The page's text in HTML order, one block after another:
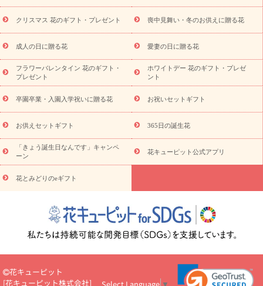
盆・初盆）
その他 お祝い返し お見舞い
お取り寄せギフト
ビジネス用
ご自宅用 観葉植物 ミディ胡蝶蘭
プリザーブ
ドフラワー
スタイルから探す アレンジメント 花束
スタ
ンド花
お祝い お供え・お悔やみ 胡蝶蘭 胡蝶蘭・花鉢
ディ胡蝶蘭・お祝い
ミディ胡蝶蘭・お供え
世界初の青色胡蝶蘭
観葉植物
観葉植物 産直多肉植物
プリザーブドフラワー
お祝い
お供え・お悔やみ 花とセットギフト
セミオーダー
プチギフト（hanamore -ハナモア-）
花とみどりのeギフト
キューピットのeGfit
カラー ピンク イエローオレンジ
レッ
ド
お花の種類 トルコキキョウ
お祝い お祝い・3000円～ お祝い・4000円～
お祝い・
5000円～
お祝い・7000円～ お祝い・ 10000円～
お供え・お
悔やみ
円～
お供え・お悔やみ・
読み物
いのマナー
定年退職祝いのマナー
お祝いを贈るときのマナー・
花キューピットのお祝いコラム一覧
誕生日のお花を「色
彩心理学」で選ぶ方法
結婚祝いの予算相場
出産祝いお役立ち情
ール
新築引っ越し祝いコラム お祝い花のマナー総まとめ
職
クリスマス 花のギフト・プレゼント 喪中見舞い・冬のお供えに贈る花
成人の日に贈る花 愛妻の日に贈る花
フラワーバレンタイン 花のギフト・
プレゼント
ホワイトデー 花のギフト・プレゼ
ント
卒園卒業・入園入学祝いに贈る花 お祝いセットギフト
お供えセットギフト 365日の誕生花
「きょう誕生日なんです」キャンペ
ーン
花キューピット公式アプリ
花とみどりのeギフト
花キューピット
[花キューピット株式会社]